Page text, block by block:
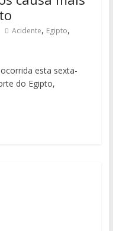
Acidente, Egipto,
esta sexta-
do Egipto,